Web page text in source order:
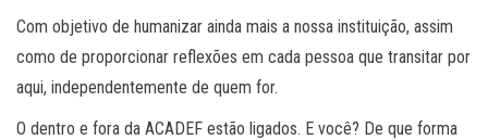
Com objetivo de humanizar ainda mais a nossa instituição, assim
como de proporcionar reflexões em cada pessoa que transitar por
aqui, independentemente de quem for.
O dentro e fora da ACADEF estão ligados. E você? De que forma